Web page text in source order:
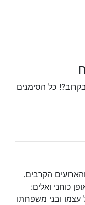
כל הסימנים
הקרבים.
כוחני ואלים:
עצמו ובני משפחתו